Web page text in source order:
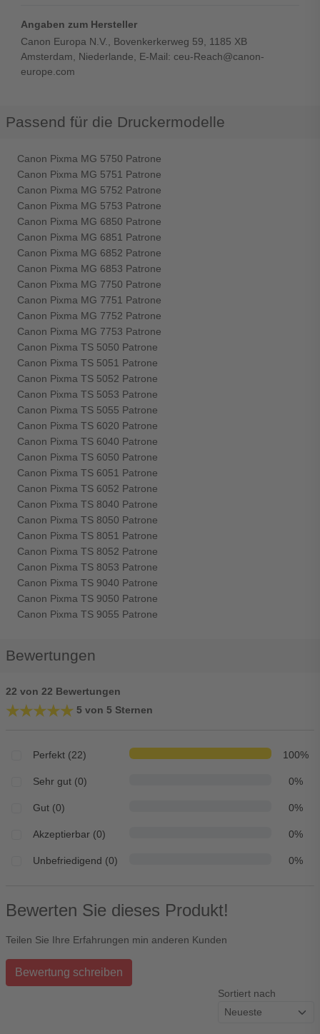
Angaben zum Hersteller
Canon Europa N.V., Bovenkerkerweg 59, 1185 XB
Amsterdam, Niederlande, E-Mail: ceu-Reach@canon-
europe.com
Passend für die Druckermodelle
Canon Pixma MG 5750 Patrone
Canon Pixma MG 5751 Patrone
Canon Pixma MG 5752 Patrone
Canon Pixma MG 5753 Patrone
Canon Pixma MG 6850 Patrone
Canon Pixma MG 6851 Patrone
Canon Pixma MG 6852 Patrone
Canon Pixma MG 6853 Patrone
Canon Pixma MG 7750 Patrone
Canon Pixma MG 7751 Patrone
Canon Pixma MG 7752 Patrone
Canon Pixma MG 7753 Patrone
Canon Pixma TS 5050 Patrone
Canon Pixma TS 5051 Patrone
Canon Pixma TS 5052 Patrone
Canon Pixma TS 5053 Patrone
Canon Pixma TS 5055 Patrone
Canon Pixma TS 6020 Patrone
Canon Pixma TS 6040 Patrone
Canon Pixma TS 6050 Patrone
Canon Pixma TS 6051 Patrone
Canon Pixma TS 6052 Patrone
Canon Pixma TS 8040 Patrone
Canon Pixma TS 8050 Patrone
Canon Pixma TS 8051 Patrone
Canon Pixma TS 8052 Patrone
Canon Pixma TS 8053 Patrone
Canon Pixma TS 9040 Patrone
Canon Pixma TS 9050 Patrone
Canon Pixma TS 9055 Patrone
Bewertungen
22 von 22 Bewertungen
★★★★★
★★★★★ 5 von 5 Sternen
Perfekt (22) 100%
Sehr gut (0) 0%
Gut (0) 0%
Akzeptierbar (0) 0%
Unbefriedigend (0) 0%
Bewerten Sie dieses Produkt!
Teilen Sie Ihre Erfahrungen min anderen Kunden
Bewertung schreiben
Sortiert nach